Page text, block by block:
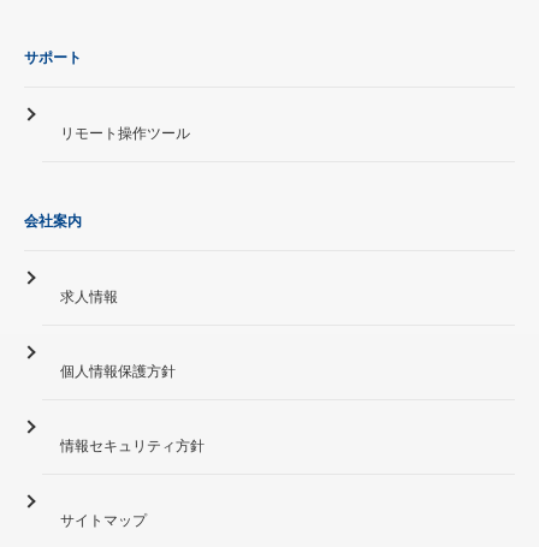
サポート
リモート操作ツール
会社案内
求人情報
個人情報保護方針
情報セキュリティ方針
サイトマップ